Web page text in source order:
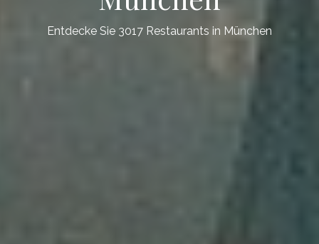
Entdecke Sie 3017 Restaurants in München